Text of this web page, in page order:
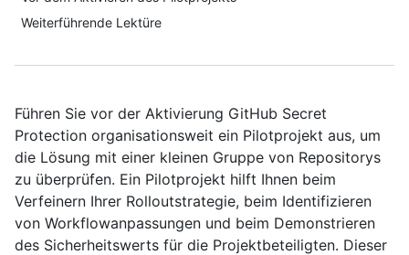
Weiterführende Lektüre
Führen Sie vor der Aktivierung GitHub Secret
Protection organisationsweit ein Pilotprojekt aus, um
die Lösung mit einer kleinen Gruppe von Repositorys
zu überprüfen. Ein Pilotprojekt hilft Ihnen beim
Verfeinern Ihrer Rolloutstrategie, beim Identifizieren
von Workflowanpassungen und beim Demonstrieren
des Sicherheitswerts für die Projektbeteiligten. Dieser